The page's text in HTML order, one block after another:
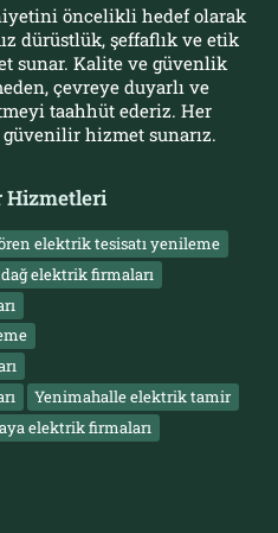
öncelikli hedef olarak
dürüstlük, şeffaflık ve etik
sunar. Kalite ve güvenlik
çevreye duyarlı ve
taahhüt ederiz. Her
güvenilir hizmet sunarız.
Hizmetleri
elektrik tesisatı yenileme
elektrik firmaları
Yenimahalle elektrik tamir
elektrik firmaları